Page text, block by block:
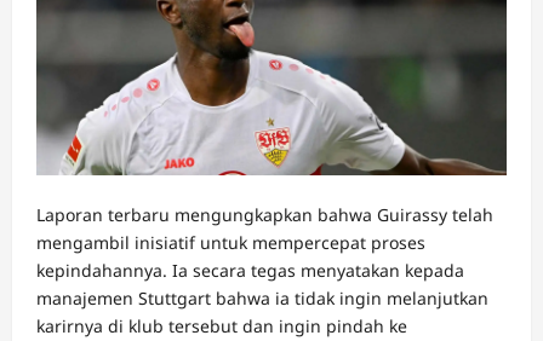
Laporan terbaru mengungkapkan bahwa Guirassy telah
mengambil inisiatif untuk mempercepat proses
kepindahannya. Ia secara tegas menyatakan kepada
manajemen Stuttgart bahwa ia tidak ingin melanjutkan
karirnya di klub tersebut dan ingin pindah ke